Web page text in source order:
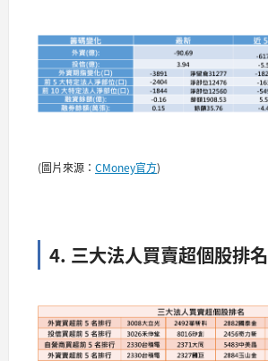
(圖片來源： CMoney官方)
4. 三大法人買賣超個股排名